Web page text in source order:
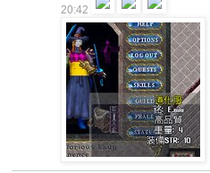
20:42